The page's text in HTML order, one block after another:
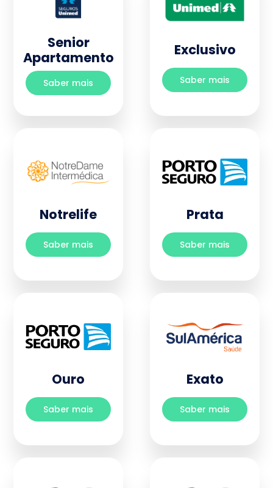
Senior
Apartamento
Saber mais
Exclusivo
Saber mais
Notrelife
Saber mais
Prata
Saber mais
Ouro
Saber mais
Exato
Saber mais